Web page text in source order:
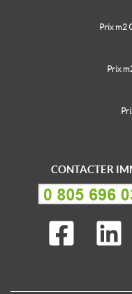
Prix m2
Prix
CONTACTER